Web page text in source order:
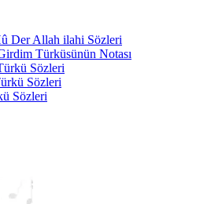
Der Allah ilahi Sözleri
Türküsünün Notası
Sözleri
Sözleri
Sözleri